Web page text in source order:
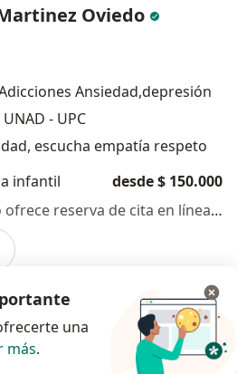
Oviedo
Ansiedad,depresión
- UPC
escucha empatía respeto
infantil
desde $ 150.000
Este especialista no ofrece reserva de cita en línea en esta dirección.
una
más.